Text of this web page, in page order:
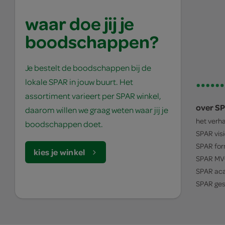
waar doe jij je
boodschappen?
Je bestelt de boodschappen bij de
lokale SPAR in jouw buurt. Het
assortiment varieert per SPAR winkel,
daarom willen we graag weten waar jij je
boodschappen doet.
kies je winkel
over
het
SPAR
SPAR
SPAR
SPAR
SPAR